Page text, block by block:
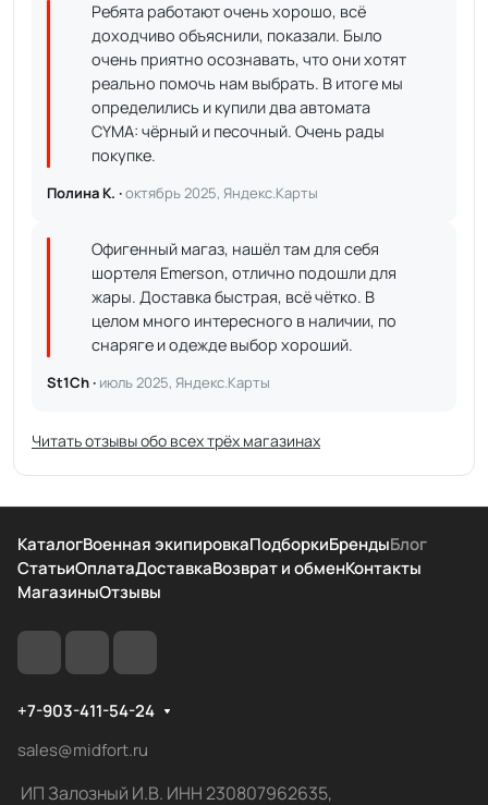
Ребята работают очень хорошо, всё
доходчиво объяснили, показали. Было
очень приятно осознавать, что они хотят
реально помочь нам выбрать. В итоге мы
определились и купили два автомата
CYMA: чёрный и песочный. Очень рады
покупке.
Полина К. ·октябрь 2025, Яндекс.Карты
Офигенный магаз, нашёл там для себя
шортеля Emerson, отлично подошли для
жары. Доставка быстрая, всё чётко. В
целом много интересного в наличии, по
снаряге и одежде выбор хороший.
St1Ch · июль 2025, Яндекс.Карты
Читать отзывы обо всех трёх магазинах
КаталогВоенная экипировкаПодборкиБрендыБлог
СтатьиОплатаДоставкаВозврат и обменКонтакты
МагазиныОтзывы
+7-903-411-54-24
sales@midfort.ru
ИП Залозный И.В. ИНН 230807962635,